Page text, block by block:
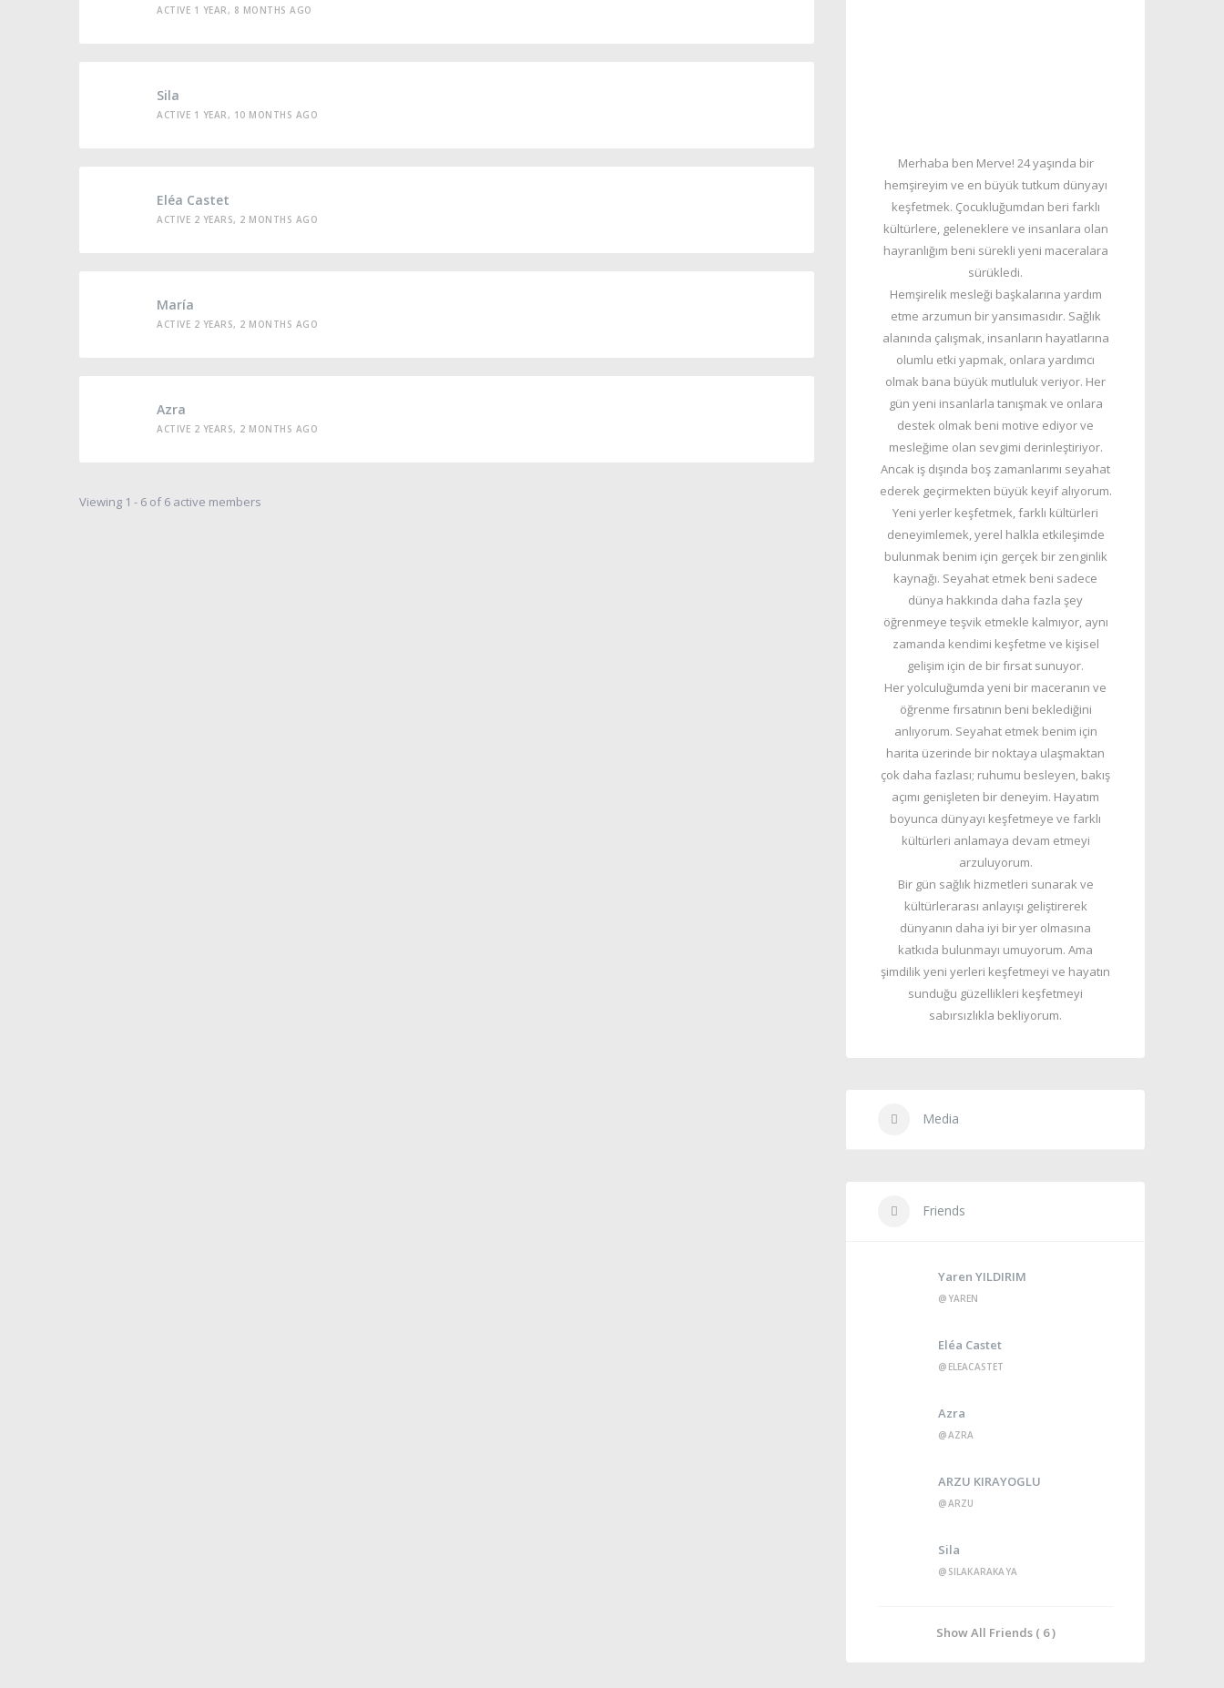
ACTIVE 1 YEAR, 8 MONTHS AGO
Sila
ACTIVE 1 YEAR, 10 MONTHS AGO
Eléa Castet
ACTIVE 2 YEARS, 2 MONTHS AGO
María
ACTIVE 2 YEARS, 2 MONTHS AGO
Azra
ACTIVE 2 YEARS, 2 MONTHS AGO
Viewing 1 - 6 of 6 active members
Merhaba ben Merve! 24 yaşında bir
hemşireyim ve en büyük tutkum dünyayı
keşfetmek. Çocukluğumdan beri farklı
kültürlere, geleneklere ve insanlara olan
hayranlığım beni sürekli yeni maceralara
sürükledi.
Hemşirelik mesleği başkalarına yardım
etme arzumun bir yansımasıdır. Sağlık
alanında çalışmak, insanların hayatlarına
olumlu etki yapmak, onlara yardımcı
olmak bana büyük mutluluk veriyor. Her
gün yeni insanlarla tanışmak ve onlara
destek olmak beni motive ediyor ve
mesleğime olan sevgimi derinleştiriyor.
Ancak iş dışında boş zamanlarımı seyahat
ederek geçirmekten büyük keyif alıyorum.
Yeni yerler keşfetmek, farklı kültürleri
deneyimlemek, yerel halkla etkileşimde
bulunmak benim için gerçek bir zenginlik
kaynağı. Seyahat etmek beni sadece
dünya hakkında daha fazla şey
öğrenmeye teşvik etmekle kalmıyor, aynı
zamanda kendimi keşfetme ve kişisel
gelişim için de bir fırsat sunuyor.
Her yolculuğumda yeni bir maceranın ve
öğrenme fırsatının beni beklediğini
anlıyorum. Seyahat etmek benim için
harita üzerinde bir noktaya ulaşmaktan
çok daha fazlası; ruhumu besleyen, bakış
açımı genişleten bir deneyim. Hayatım
boyunca dünyayı keşfetmeye ve farklı
kültürleri anlamaya devam etmeyi
arzuluyorum.
Bir gün sağlık hizmetleri sunarak ve
kültürlerarası anlayışı geliştirerek
dünyanın daha iyi bir yer olmasına
katkıda bulunmayı umuyorum. Ama
şimdilik yeni yerleri keşfetmeyi ve hayatın
sunduğu güzellikleri keşfetmeyi
sabırsızlıkla bekliyorum.
Media
Friends
Yaren YILDIRIM
@YAREN
Eléa Castet
@ELEACASTET
Azra
@AZRA
ARZU KIRAYOGLU
@ARZU
Sila
@SILAKARAKAYA
Show All Friends ( 6 )